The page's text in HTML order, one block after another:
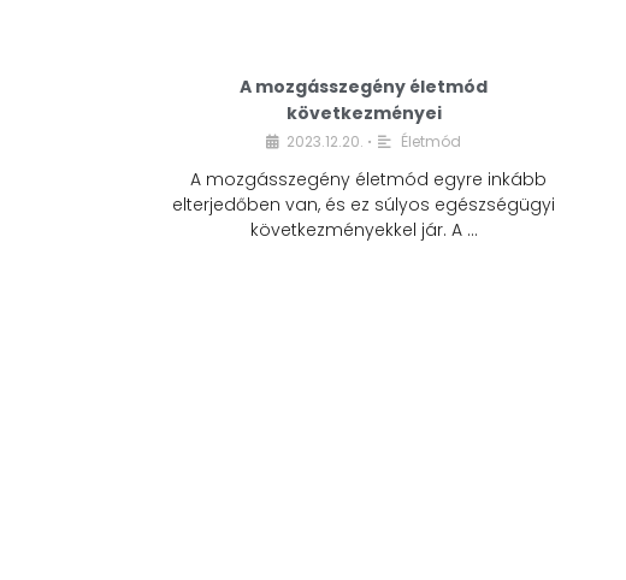
A mozgásszegény életmód
következményei
2023.12.20. • Életmód
A mozgásszegény életmód egyre inkább
elterjedőben van, és ez súlyos egészségügyi
következményekkel jár. A …